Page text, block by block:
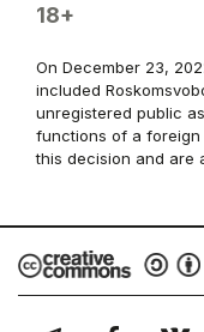
18+
On December 23,
included
unregistered public
functions of a foreign
this decision and are